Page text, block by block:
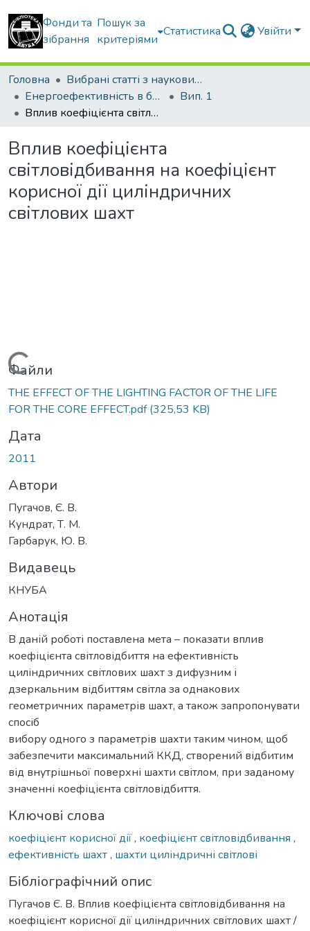
Фонди та
зібрання
Пошук за
критеріями
Статистика Увійти
Головна
Вибрані статті з наукових збірників КНУБА
Енергоефективність в будівництві та архітектурі
Вип. 1
Вплив коефіцієнта світловідбивання на коефіцієнт корисної дії циліндричних світлових шахт
Вплив коефіцієнта
світловідбивання на коефіцієнт
корисної дії циліндричних
світлових шахт
Вантажиться...
Файли
THE EFFECT OF THE LIGHTING FACTOR OF THE LIFE
FOR THE CORE EFFECT.pdf(325,53 KB)
Дата
2011
Автори
Пугачов, Є. В.
Кундрат, Т. М.
Гарбарук, Ю. В.
Видавець
КНУБА
Анотація
В даній роботі поставлена мета – показати вплив
коефіцієнта світловідбиття на ефективність
циліндричних світлових шахт з дифузним і
дзеркальним відбиттям світла за однакових
геометричних параметрів шахт, а також запропонувати
спосіб
вибору одного з параметрів шахти таким чином, щоб
забезпечити максимальний ККД, створений відбитим
від внутрішньої поверхні шахти світлом, при заданому
значенні коефіцієнта світловідбиття.
Ключові слова
коефіцієнт корисної дії, коефіцієнт світловідбивання ,
ефективність шахт, шахти циліндричні світлові
Бібліографічний опис
Пугачов Є. В. Вплив коефіцієнта світловідбивання на
коефіцієнт корисної дії циліндричних світлових шахт /